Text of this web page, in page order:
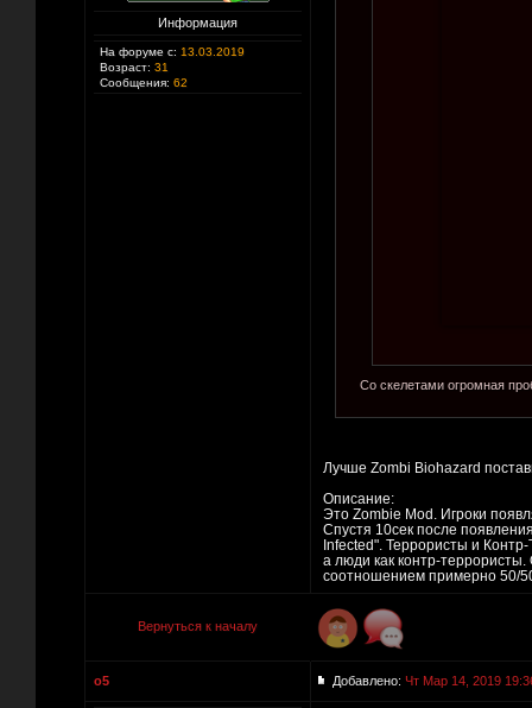
Информация
На форуме с: 13.03.2019
Возраст: 31
Сообщения: 62
Со скелетами огромная
Лучше Zombi Biohazard
Описание:
Это Zombie Mod. Игроки
Спустя 10сек после
Infected". Террористы и
а люди как контр-
соотношением примерно 50/
Вернуться к началу
o5 Добавлено: Чт Мар 14, 2019